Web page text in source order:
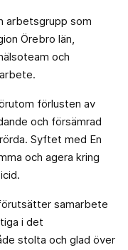
arbetsgrupp som
Örebro län,
och
förlusten av
och försämrad
Syftet med En
och agera kring
samarbete
i det
stolta och glad över